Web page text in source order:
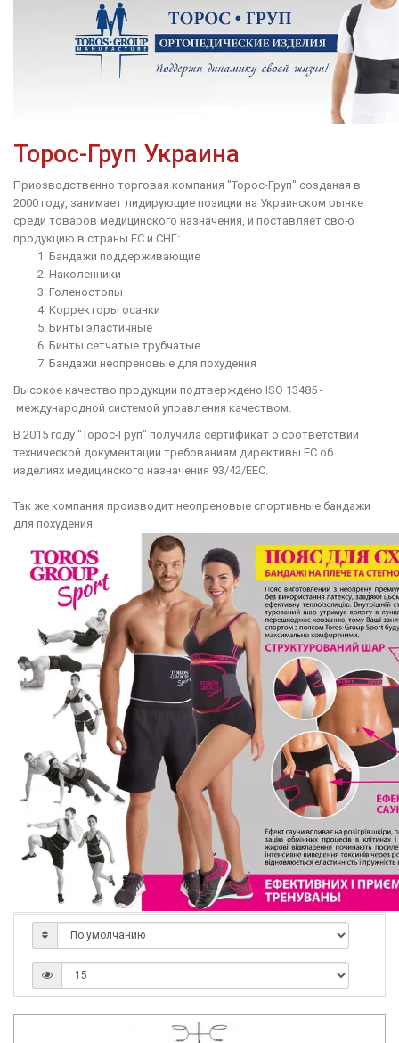
Торос-Груп Украина
Приозводственно торговая компания "Торос-Груп" созданая в
2000 году, занимает лидирующие позиции на Украинском рынке
среди товаров медицинского назначения, и поставляет свою
продукцию в страны ЕС и СНГ:
Бандажи поддерживающие
Наколенники
Голеностопы
Корректоры осанки
Бинты эластичные
Бинты сетчатые трубчатые
Бандажи неопреновые для похудения
Высокое качество продукции подтверждено ISO 13485 -
международной системой управления качеством.
В 2015 году "Торос-Груп" получила сертификат о соответствии
технической документации требованиям директивы ЕС об
изделиях медицинского назначения 93/42/ЕЕС.
Так же компания производит неопреновые спортивные бандажи
для похудения